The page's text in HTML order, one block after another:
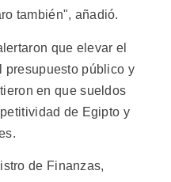
también", añadió.
que elevar el
presupuesto público y
en que sueldos
de Egipto y
de Finanzas,